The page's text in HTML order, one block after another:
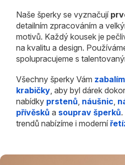
Naše šperky se vyznačují
detailním zpracováním a
motivů. Každý kousek je
na kvalitu a design.
spolupracujeme s
Všechny šperky Vám
krabičky, aby byl dárek
nabídky prstenů, náušnic,
přívěsků a souprav šperků
trendů nabízíme i moderní